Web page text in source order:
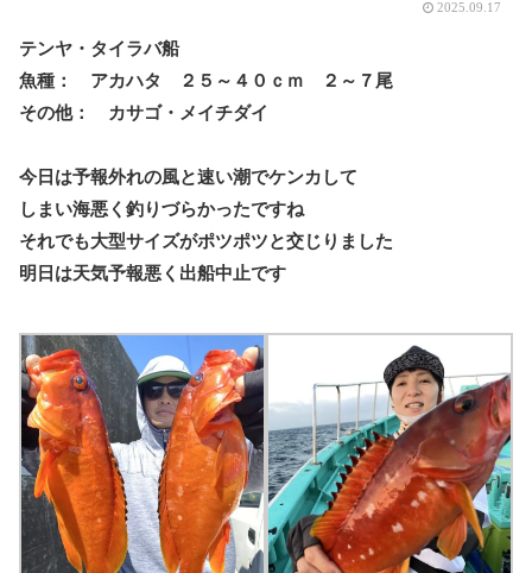
2025.09.17
テンヤ・タイラバ船
魚種： アカハタ ２５～４０ｃｍ ２～７尾
その他： カサゴ・メイチダイ
今日は予報外れの風と速い潮でケンカして
しまい海悪く釣りづらかったですね
それでも大型サイズがポツポツと交じりました
明日は天気予報悪く出船中止です